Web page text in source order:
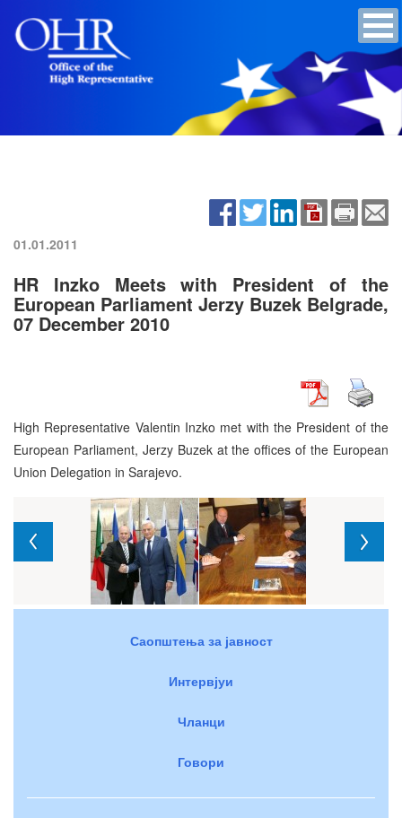
01.01.2011
HR Inzko Meets with President of the
European Parliament Jerzy Buzek Belgrade,
07 December 2010
High Representative Valentin Inzko met with the President of the
European Parliament, Jerzy Buzek at the offices of the European
Union Delegation in Sarajevo.
Саопштења за јавност
Интервјуи
Чланци
Говори